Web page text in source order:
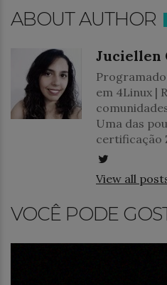
ABOUT AUTHOR
Juciellen
em 4Linux |
Uma das
certificação
View all
VOCÊ PODE